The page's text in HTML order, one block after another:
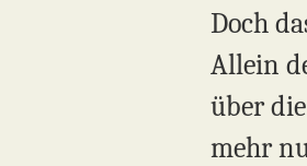
Doch
Allein
über
mehr